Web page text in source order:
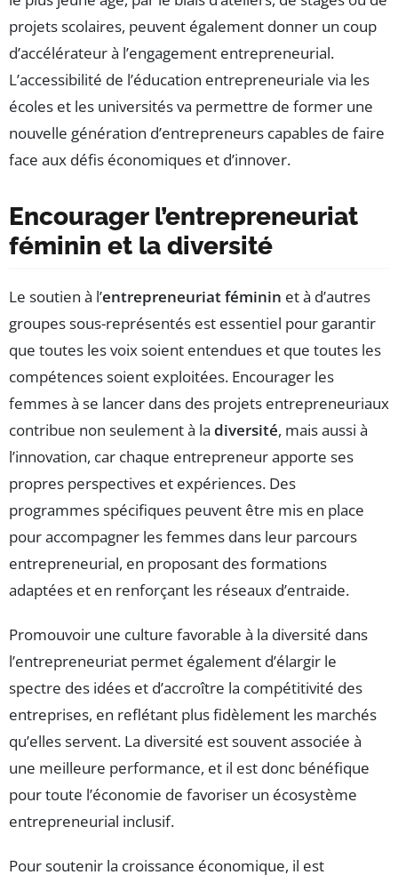
projets scolaires, peuvent également donner un coup
d’accélérateur à l’engagement entrepreneurial.
L’accessibilité de l’éducation entrepreneuriale via les
écoles et les universités va permettre de former une
nouvelle génération d’entrepreneurs capables de faire
face aux défis économiques et d’innover.
Encourager l’entrepreneuriat
féminin et la diversité
Le soutien à l’entrepreneuriat féminin et à d’autres
groupes sous-représentés est essentiel pour garantir
que toutes les voix soient entendues et que toutes les
compétences soient exploitées. Encourager les
femmes à se lancer dans des projets entrepreneuriaux
contribue non seulement à la diversité, mais aussi à
l’innovation, car chaque entrepreneur apporte ses
propres perspectives et expériences. Des
programmes spécifiques peuvent être mis en place
pour accompagner les femmes dans leur parcours
entrepreneurial, en proposant des formations
adaptées et en renforçant les réseaux d’entraide.
Promouvoir une culture favorable à la diversité dans
l’entrepreneuriat permet également d’élargir le
spectre des idées et d’accroître la compétitivité des
entreprises, en reflétant plus fidèlement les marchés
qu’elles servent. La diversité est souvent associée à
une meilleure performance, et il est donc bénéfique
pour toute l’économie de favoriser un écosystème
entrepreneurial inclusif.
Pour soutenir la croissance économique, il est